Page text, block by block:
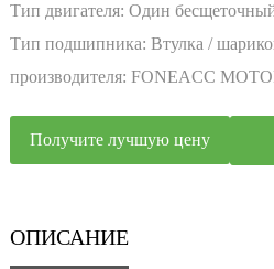
Тип двигателя: Один
Тип подшипника: Втулка /
производителя: FONEACC
Получите лучшую цену
ОПИСАНИЕ